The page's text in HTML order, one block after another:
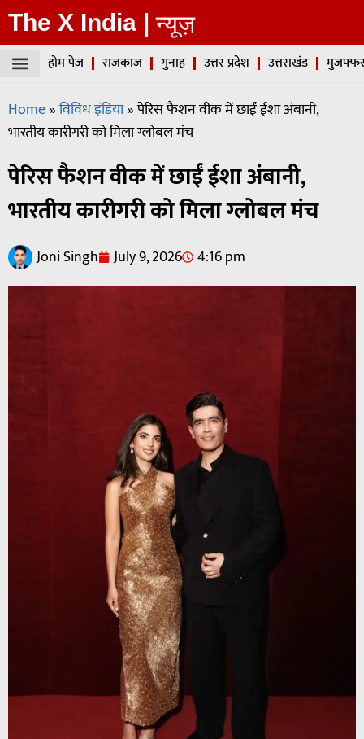
The X India | न्यूज़
होम पेज राजकाज गुनाह उत्तर प्रदेश उत्तराखंड
Home»विविध इंडिया»पेरिस फैशन वीक में छाईं ईशा अंबानी,
भारतीय कारीगरी को मिला ग्लोबल मंच
पेरिस फैशन वीक में छाईं ईशा अंबानी,
भारतीय कारीगरी को मिला ग्लोबल मंच
Joni Singh July 9, 2026 4:16 pm